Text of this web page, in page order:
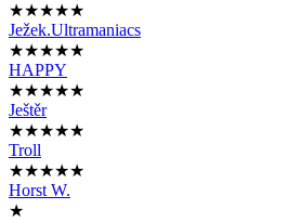
★★★★★
Ježek.Ultramaniacs
★★★★★
HAPPY
★★★★★
Ještěr
★★★★★
Troll
★★★★★
Horst W.
★